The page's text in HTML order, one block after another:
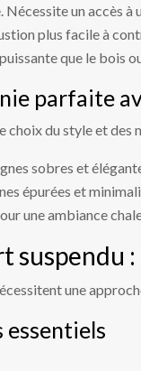
un accès
plus facile à
que le bois
parfaite
choix du style et
sobres et
épurées et
une ambiance
suspendu
une
essentiels